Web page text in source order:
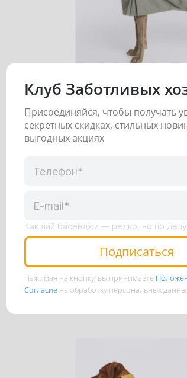
Клуб Заботливых
Присоединяйся, чтобы получать
секретных скидках, стильных
выгодных акциях
Как лай басенджи — редко, но по делу
Подписаться
Нажимая на кнопку, вы принимаете
Согласие на обработку персональных
Погода:
холодная сухая, ветер,
5 100 руб.
В корзину